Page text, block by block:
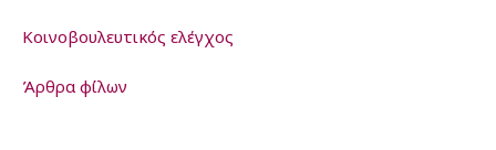
Kοινοβουλευτικός ελέγχος
Άρθρα φίλων